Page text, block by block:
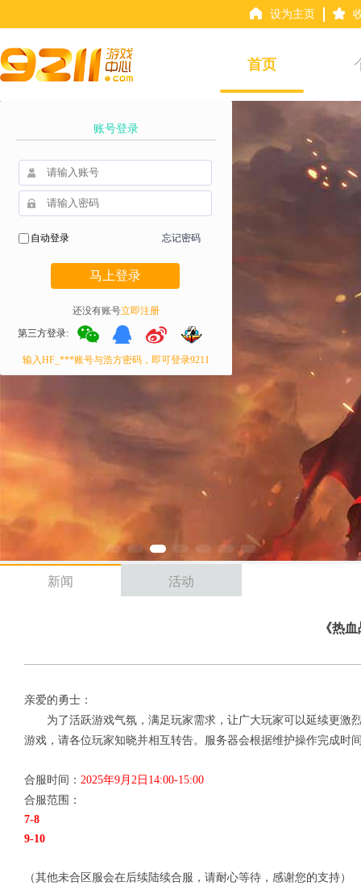
设为主页
首页
新闻 活动
《热
亲爱的勇士：
为了活跃游戏气氛，满足玩家需求，让广大玩家可以延续更激
游戏，请各位玩家知晓并相互转告。服务器会根据维护操作完成时
合服时间： 2025年9月2日14:00-15:00
合服范围：
7-8
9-10
（其他未合区服会在后续陆续合服，请耐心等待，感谢您的支持）